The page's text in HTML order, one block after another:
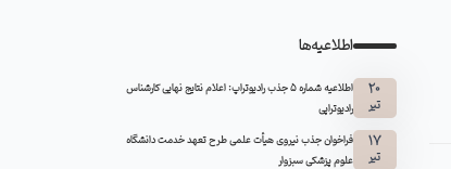
اطلاعیه‌ها
20
تیر
اطلاعیه شماره 5 جذب رادیوتراپ: اعلام نتایج نهایی کارشناس
رادیوتراپی
17
تیر
فراخوان جذب نیروی هیأت علمی طرح تعهد خدمت دانشگاه
علوم پزشکی سبزوار